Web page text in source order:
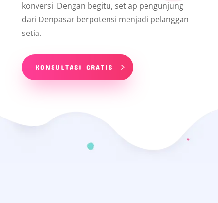
konversi. Dengan begitu, setiap pengunjung
dari Denpasar berpotensi menjadi pelanggan
setia.
KONSULTASI GRATIS